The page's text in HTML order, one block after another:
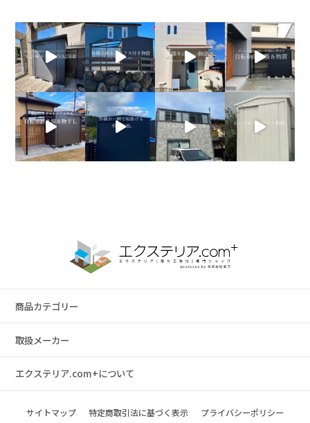
商品カテゴリー
取扱メーカー
エクステリア.com+について
サイトマップ 特定商取引法に基づく表示 プライバシーポリシー